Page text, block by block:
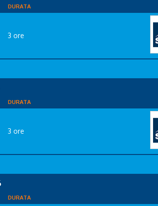
DURATA
3 ore
DURATA
3 ore
DURATA